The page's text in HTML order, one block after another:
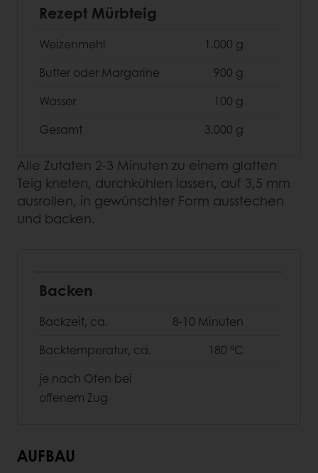
Rezept Mürbteig
Weizenmehl
1.000 g
Butter oder Margarine
900 g
Wasser
100 g
Gesamt
3.000 g
Alle Zutaten 2-3 Minuten zu einem glatten
Teig kneten, durchkühlen lassen, auf 3,5 mm
ausrollen, in gewünschter Form ausstechen
und backen.
Backen
Backzeit, ca.
8-10 Minuten
Backtemperatur, ca.
180 °C
je nach Ofen bei
offenem Zug
AUFBAU